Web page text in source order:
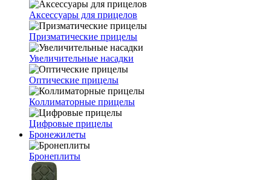
Аксессуары для прицелов
Призматические прицелы
Увеличительные насадки
Оптические прицелы
Коллиматорные прицелы
Цифровые прицелы
Бронежилеты
Бронеплиты